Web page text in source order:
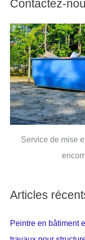
Contactez-
Service de mise
Articles
Peintre en bâtiment